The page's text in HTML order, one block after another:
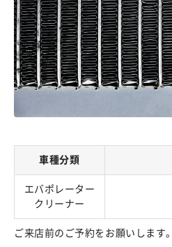
車種分類
エバポレーター
クリーナー
ご来店前のご予約をお願いします。